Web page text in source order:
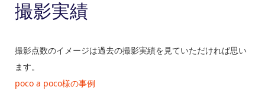
撮影実績
撮影点数のイメージは過去の撮影実績を見ていただければ思い
ます。
poco a poco様の事例